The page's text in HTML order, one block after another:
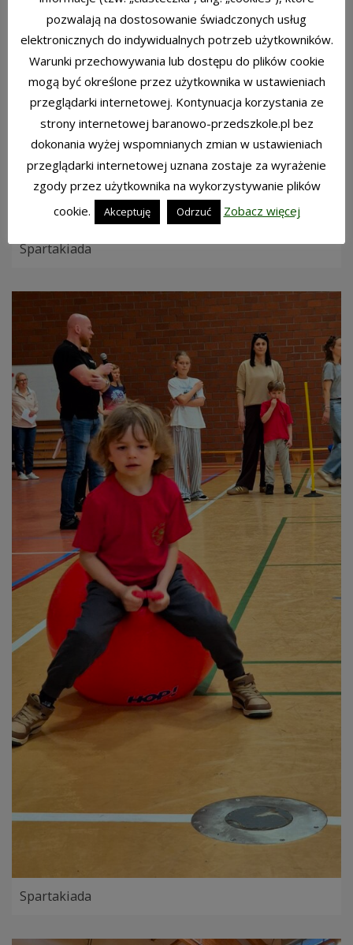
Spartakiada
Spartakiada
pozwalają na dostosowanie świadczonych usług
elektronicznych do indywidualnych potrzeb użytkowników.
Warunki przechowywania lub dostępu do plików cookie
mogą być określone przez użytkownika w ustawieniach
przeglądarki internetowej. Kontynuacja korzystania ze
strony internetowej baranowo-przedszkole.pl bez
dokonania wyżej wspomnianych zmian w ustawieniach
przeglądarki internetowej uznana zostaje za wyrażenie
zgody przez użytkownika na wykorzystywanie plików
cookie.
Akceptuję Odrzuć Zobacz więcej